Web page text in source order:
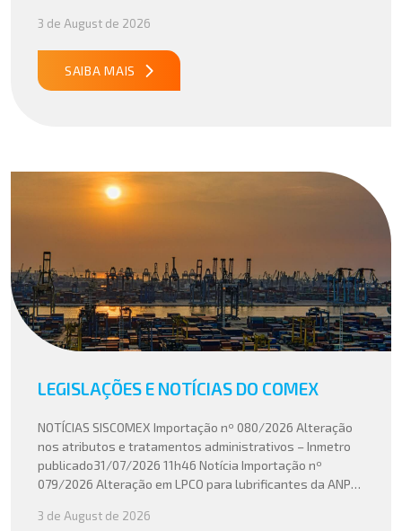
para empresas que atuam com importação e exportação,
especialmente em setores que […]
3 de August de 2026
SAIBA MAIS
LEGISLAÇÕES E NOTÍCIAS DO COMEX
NOTÍCIAS SISCOMEX Importação nº 080/2026 Alteração
nos atributos e tratamentos administrativos – Inmetro
publicado31/07/2026 11h46 Notícia Importação nº
079/2026 Alteração em LPCO para lubrificantes da ANP
078/2026 Atualização do cálculo do Imposto de
3 de August de 2026